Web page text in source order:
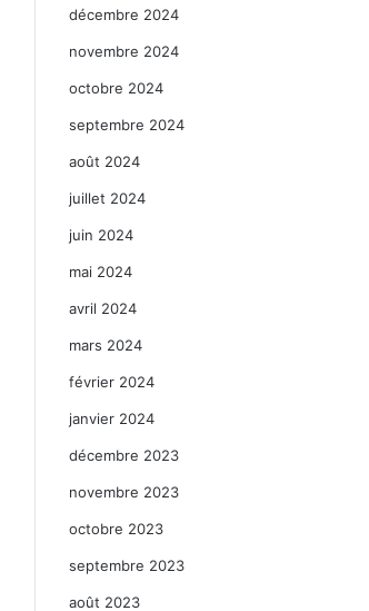
décembre 2024
novembre 2024
octobre 2024
septembre 2024
août 2024
juillet 2024
juin 2024
mai 2024
avril 2024
mars 2024
février 2024
janvier 2024
décembre 2023
novembre 2023
octobre 2023
septembre 2023
août 2023